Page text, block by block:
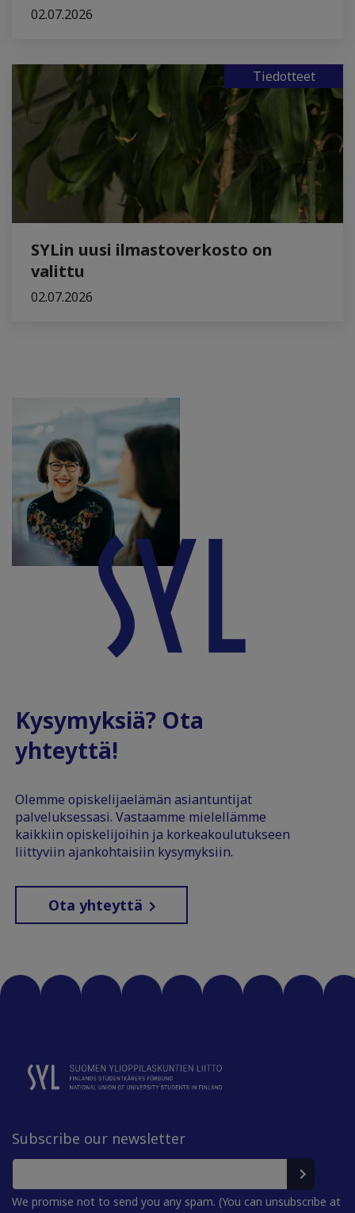
02.07.2026
Tiedotteet
SYLin uusi ilmastoverkosto on
valittu
02.07.2026
Kysymyksiä? Ota
yhteyttä!
Olemme opiskelijaelämän asiantuntijat
palveluksessasi. Vastaamme mielellämme
kaikkiin opiskelijoihin ja korkeakoulutukseen
liittyviin ajankohtaisiin kysymyksiin.
Ota yhteyttä
Subscribe our newsletter
We promise not to send you any spam. (You can unsubscribe at